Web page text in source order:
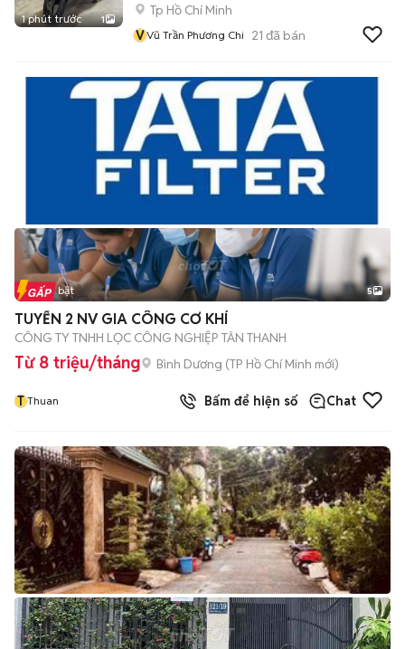
1 phút trước 1
Tp Hồ Chí Minh
VVũ Trần Phương Chi 21 đã bán
Tin nổi bật 5
TUYỂN 2 NV GIA CÔNG CƠ KHÍ
CÔNG TY TNHH LỌC CÔNG NGHIỆP TÂN THANH
Từ 8 triệu/tháng Bình Dương (TP Hồ Chí Minh mới)
T Thuan Bấm để hiện số Chat